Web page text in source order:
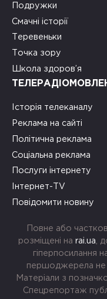
Подружки
Смачні історії
Теревеньки
Точка зору
Школа здоров’я
Історія телеканалу
Реклама на сайті
Політична реклама
Соціальна реклама
Послуги інтернету
Інтернет-TV
Повідомити новину
Повне або
розміщені на rai.ua ,
гіперпосилання
першоджерела не
Матеріали з
Спецрепортаж